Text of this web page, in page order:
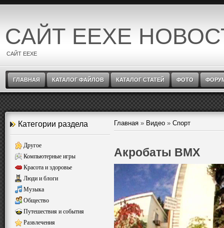
САЙТ EEXE
САЙТ EEXE
ГЛАВНАЯ КАТАЛОГ ФАЙЛОВ КАТАЛОГ СТАТЕЙ ФОТО
Категории раздела
Другое
Компьютерные игры
Красота и здоровье
Люди и блоги
Музыка
Общество
Путешествия и события
Развлечения
Главная » Видео » Спорт
Акробаты BMX